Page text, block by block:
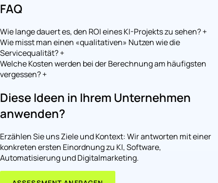
FAQ
Wie lange dauert es, den ROI eines KI-Projekts zu sehen?+
Wie misst man einen «qualitativen» Nutzen wie die
Servicequalität?+
Welche Kosten werden bei der Berechnung am häufigsten
vergessen?+
Diese Ideen in Ihrem Unternehmen
anwenden?
Erzählen Sie uns Ziele und Kontext: Wir antworten mit einer
konkreten ersten Einordnung zu KI, Software,
Automatisierung und Digitalmarketing.